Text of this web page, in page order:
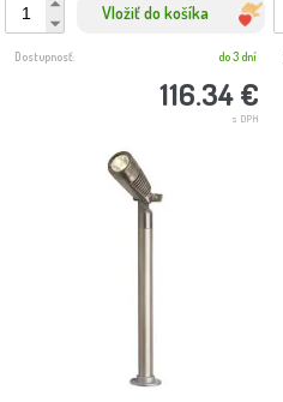
Vložiť do košíka
116.34 €
s DPH
Dostupnosť: do 3 dní